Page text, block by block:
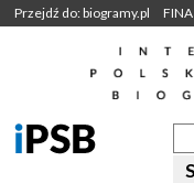
Przejdź do: biogramy.pl FINA